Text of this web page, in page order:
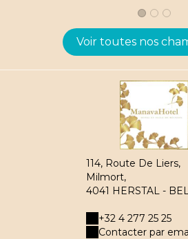
Voir toutes nos
114, Route De Liers,
Milmort,
4041 HERSTAL -
+32 4 277 25 25
Contacter par